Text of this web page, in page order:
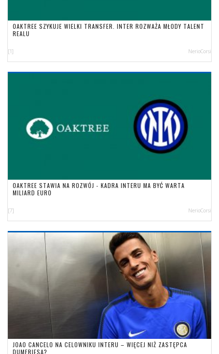
OAKTREE SZYKUJE WIELKI TRANSFER. INTER ROZWAŻA MŁODY TALENT
REALU
[1] NerioCorsi
OAKTREE STAWIA NA ROZWÓJ - KADRA INTERU MA BYĆ WARTA
MILIARD EURO
[7] NerioCorsi
JOAO CANCELO NA CELOWNIKU INTERU – WIĘCEJ NIŻ ZASTĘPCA
DUMFRIESA?